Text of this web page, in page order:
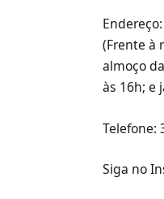
(Frente à
almoço
às 16h; e
Telefone:
Siga no